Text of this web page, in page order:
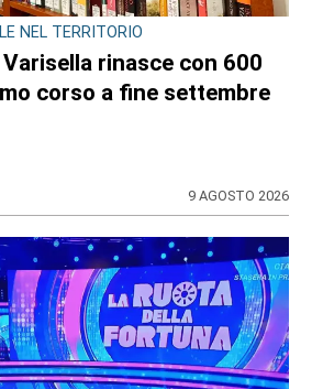
NEL TERRITORIO
rinasce con 600
corso a fine settembre
9 AGOSTO 2026